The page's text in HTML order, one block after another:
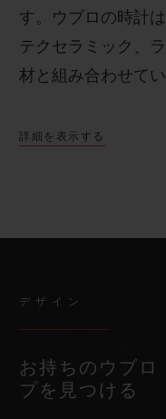
す。 ウブロの時計
テクセラミック、
材と組み合わせてい
詳細を表示する
デザイン
お持ちのウブロ
プを見つける